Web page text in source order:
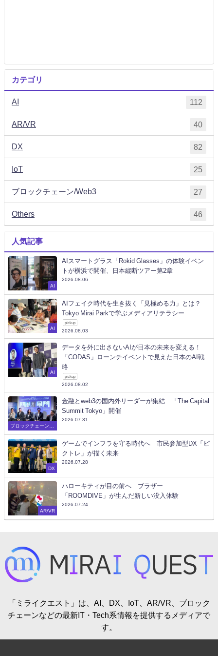
カテゴリ
AI 112
AR/VR 40
DX 82
IoT 25
Others 46
ブロックチェーン/Web3 27
人気記事
AI
AIスマートグラス「Rokid Glasses」の体験イベン
トが横浜で開催、日本縦断ツアー第2章
2026.08.06
AI
AIフェイク時代を生き抜く「見極める力」とは？
Tokyo Mirai Parkで学ぶメディアリテラシー
pickup
2026.08.03
AI
データを外に出さないAIが日本の未来を変える！
「CODAS」ローンチイベントで見えた日本のAI戦
略
pickup
2026.08.02
ブロックチェーン/W
eb3
金融とweb3の国内外リーダーが集結 「The Capital
Summit Tokyo」開催
2026.07.31
DX
ゲームでインフラを守る時代へ 市民参加型DX「ピ
クトレ」が描く未来
2026.07.28
AR/VR
ハローキティが目の前へ ブラザー
「ROOMDIVE」が生んだ新しい没入体験
2026.07.24
「ミライクエスト」は、AI、DX、IoT、AR/VR、ブロック
チェーンなどの最新IT・Tech系情報を提供するメディアで
す。